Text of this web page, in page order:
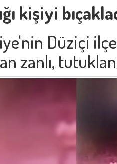
kişiyi
Düziçi
zanlı,